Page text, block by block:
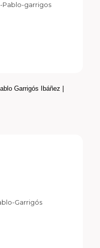
Garrigós Ibáñez |